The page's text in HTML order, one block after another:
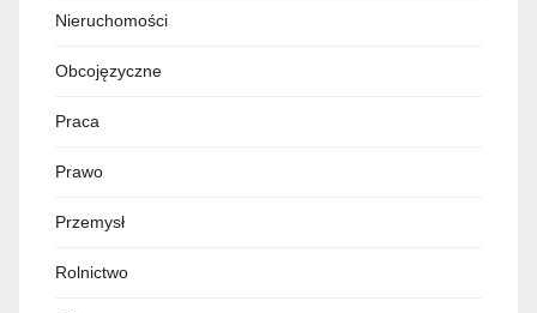
Nieruchomości
Obcojęzyczne
Praca
Prawo
Przemysł
Rolnictwo